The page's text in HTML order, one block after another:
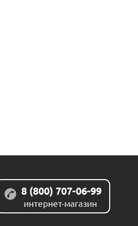
8 (800) 707-06-99
интернет-магазин